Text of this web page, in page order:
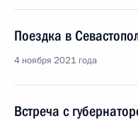
Поездка в
4 ноября 2021 года
Встреча с